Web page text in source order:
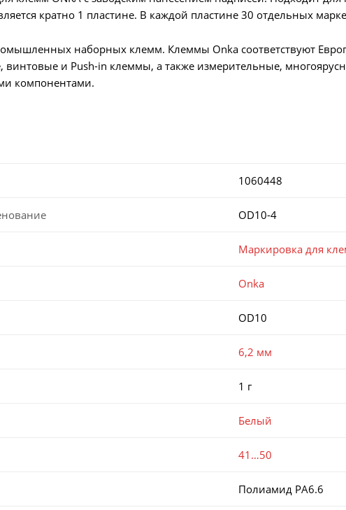
кратно 1 пластине. В каждой пластине 30 отдельных
наборных клемм. Клеммы Onka соответствуют
винтовые и Push-in клеммы, а также измерительные,
компонентами.
1060448
OD10-4
Маркировка для
Onka
OD10
6,2 мм
1 г
Белый
41…50
Полиамид PA6.6